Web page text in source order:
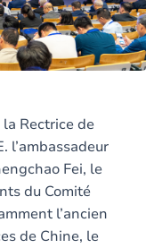
Rectrice de
l’ambassadeur
Fei, le
du Comité
l’ancien
de Chine, le